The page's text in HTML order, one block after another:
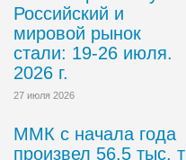
Российский и
мировой рынок
стали: 19-26 июля.
2026 г.
27 июля 2026
ММК с начала года
произвел 56,5 тыс. т